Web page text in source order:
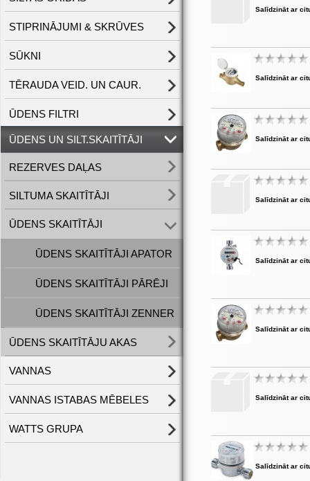
STIPRINĀJUMI & SKRŪVES
SŪKNI
TĒRAUDA VEID. UN CAUR.
ŪDENS FILTRI
ŪDENS UN SILT.SKAITĪTĀJI
REZERVES DAĻAS
SILTUMA SKAITĪTĀJI
ŪDENS SKAITĪTĀJI
ŪDENS SKAITĪTĀJI APATOR
ŪDENS SKAITĪTĀJI PĀRĒJI
ŪDENS SKAITĪTĀJI ZENNER
ŪDENS SKAITĪTĀJU AKAS
VANNAS
VANNAS ISTABAS MĒBELES
WATTS GRUPA
Salīdzināt ar
Salīdzināt ar
Salīdzināt ar
Salīdzināt ar
Salīdzināt ar
Salīdzināt ar
Salīdzināt ar
Salīdzināt ar